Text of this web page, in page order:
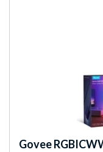
Govee